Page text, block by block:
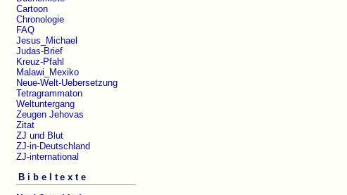
Cartoon
Chronologie
FAQ
Jesus_Michael
Judas-Brief
Kreuz-Pfahl
Malawi_Mexiko
Neue-Welt-Uebersetzung
Tetragrammaton
Weltuntergang
Zeugen Jehovas
Zitat
ZJ und Blut
ZJ-in-Deutschland
ZJ-international
Bibeltexte